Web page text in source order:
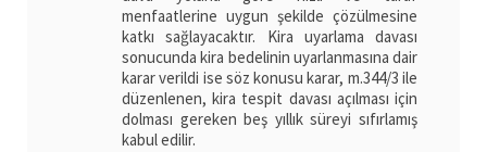
menfaatlerine uygun şekilde çözülmesine
katkı sağlayacaktır. Kira uyarlama davası
sonucunda kira bedelinin uyarlanmasına dair
karar verildi ise söz konusu karar, m.344/3 ile
düzenlenen, kira tespit davası açılması için
dolması gereken beş yıllık süreyi sıfırlamış
kabul edilir.